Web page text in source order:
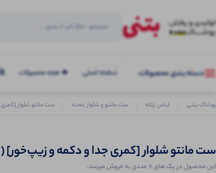
دسته بندی محصولات صفحه اصلی 🔥 همه محصولات
پوشاک بتنی لباس زنانه ست مانتو و شلوار عمده ست مانتو شلوار [کمری
ست مانتو شلوار [کمری جدا و دکمه و زیپ‌خور] (پک 7
این محصول در پک های 7 عددی به فروش میرسد.